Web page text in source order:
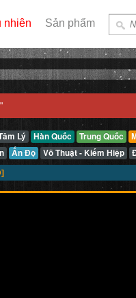
nhiên Sản phẩm
"
Lý Hàn Quốc Trung Quốc
Ấn Độ Võ Thuật - Kiếm Hiệp